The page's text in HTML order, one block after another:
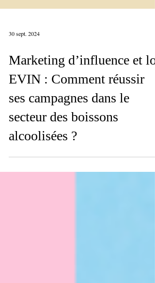
Marketing d’influence et loi
EVIN : Comment réussir
ses campagnes dans le
secteur des boissons
alcoolisées ?